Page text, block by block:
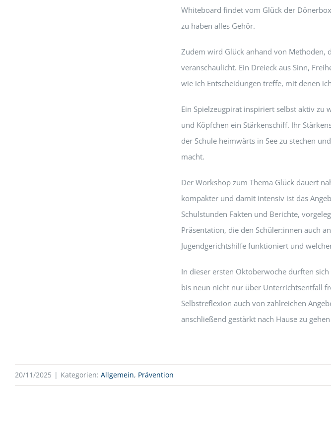
Whiteboard findet vom Glück der
zu haben alles Gehör.
Zudem wird Glück anhand von Methoden,
veranschaulicht. Ein Dreieck aus Sinn,
wie ich Entscheidungen treffe, mit denen
Ein Spielzeugpirat inspiriert selbst aktiv zu
und Köpfchen ein Stärkenschiff. Ihr
der Schule heimwärts in See zu stechen
macht.
Der Workshop zum Thema Glück dauert
kompakter und damit intensiv ist das
Schulstunden Fakten und Berichte,
Präsentation, die den Schüler:innen auch
Jugendgerichtshilfe funktioniert und
In dieser ersten Oktoberwoche durften
bis neun nicht nur über Unterrichtsentfall
Selbstreflexion auch von zahlreichen
anschließend gestärkt nach Hause zu gehen
20/11/2025 | Kategorien: Allgemein, Prävention